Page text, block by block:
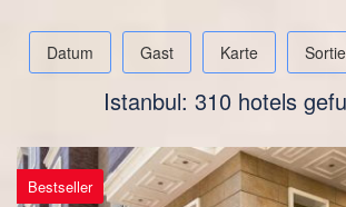
Datum Gast Karte
Istanbul: 310 hotels
Bestseller